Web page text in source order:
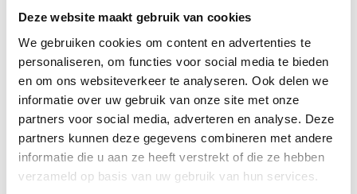
Deze website maakt gebruik van cookies
We gebruiken cookies om content en advertenties te
personaliseren, om functies voor social media te bieden
en om ons websiteverkeer te analyseren. Ook delen we
informatie over uw gebruik van onze site met onze
partners voor social media, adverteren en analyse. Deze
partners kunnen deze gegevens combineren met andere
informatie die u aan ze heeft verstrekt of die ze hebben
verzameld op basis van uw gebruik van hun services.
Start 2 Ice Skate
Met Start 2 Ice Skate leren we kids van 4 tot 8
jaar de essentials van het schaatsen: starten,
stoppen, draaien.10 speelse lessenwaar
kinderen vertrouwen opdoen en plezier beleven
op het ijs. Zo zijn ze helemaal klaar voor de
toekomst!